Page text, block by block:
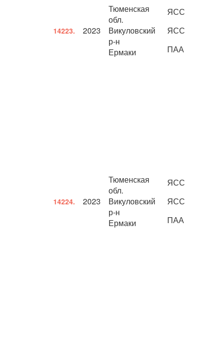
14223. 2023
Тюменская
обл.
Викуловский
р-н
Ермаки
ЯСС
ЯСС
ПАА
14224. 2023
Тюменская
обл.
Викуловский
р-н
Ермаки
ЯСС
ЯСС
ПАА